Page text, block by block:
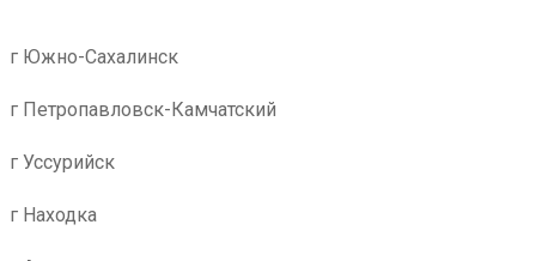
г Южно-Сахалинск
г Петропавловск-Камчатский
г Уссурийск
г Находка